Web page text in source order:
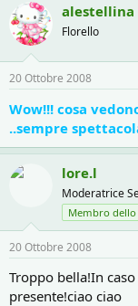
alestellina
Florello
20 Ottobre 2008
Wow!!! cosa
..sempre
lore.l
Moderatrice
Membro dello
20 Ottobre 2008
Troppo bella!In
presente!ciao ciao